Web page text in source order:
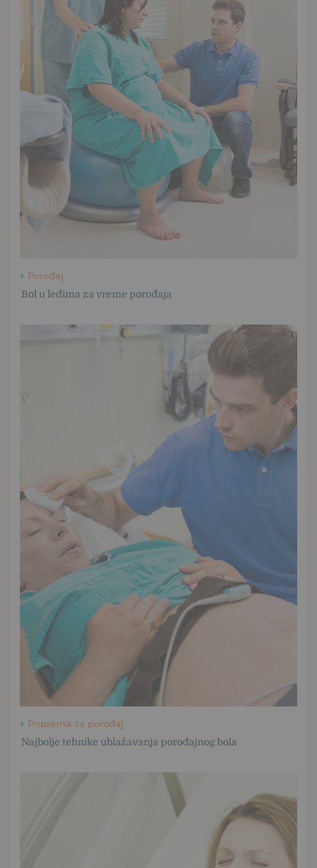
Porođaj
Bol u leđima za vreme porođaja
Priprema za porođaj
Najbolje tehnike ublažavanja porođajnog bola